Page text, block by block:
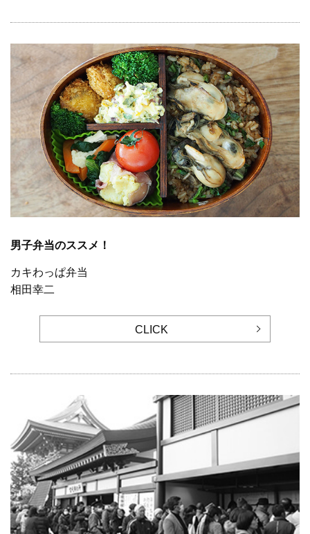
男子弁当のススメ！
カキわっぱ弁当
相田幸二
CLICK